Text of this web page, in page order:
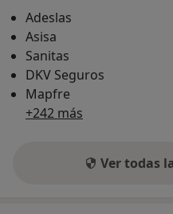
Adeslas
Asisa
Sanitas
DKV Seguros
Mapfre
+242 más
Ver todas